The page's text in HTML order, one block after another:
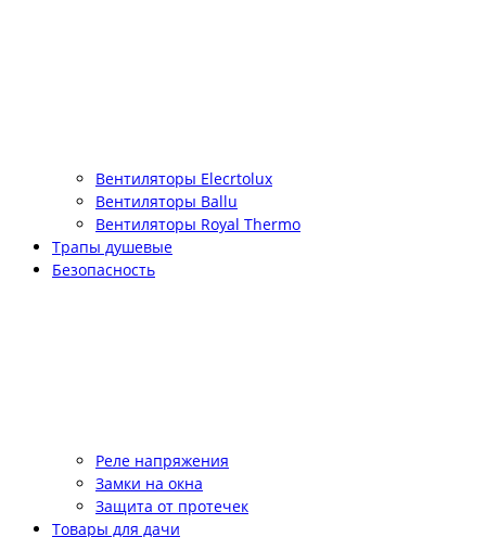
Вентиляторы Elecrtolux
Вентиляторы Ballu
Вентиляторы Royal Thermo
Трапы душевые
Безопасность
Реле напряжения
Замки на окна
Защита от протечек
Товары для дачи